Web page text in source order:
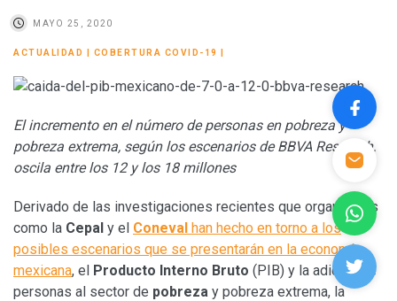
MAYO 25, 2020
ACTUALIDAD COBERTURA COVID-19
El incremento en el número de personas en pobreza y
pobreza extrema, según los escenarios de BBVA Research,
oscila entre los 12 y los 18 millones
Derivado de las investigaciones recientes que organismos
como la Cepal y el Coneval han hecho en torno a los
posibles escenarios que se presentarán en la economía
mexicana, el Producto Interno Bruto (PIB) y la adición de
personas al sector de pobreza y pobreza extrema, la